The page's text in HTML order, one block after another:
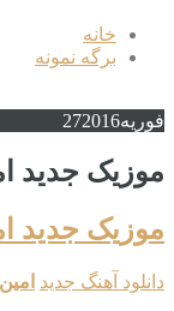
خانه
برگه نمونه
فوریه 272016
موزیک جدید
موزیک جدید
دانلود آهنگ جدید